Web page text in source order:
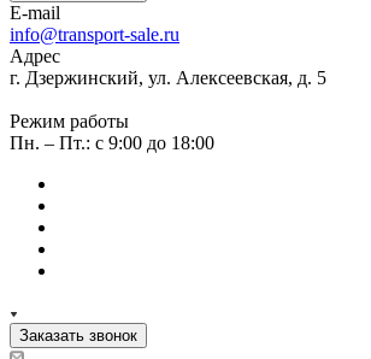
E-mail
info@transport-sale.ru
Адрес
г. Дзержинский, ул. Алексеевская, д. 5
Режим работы
Пн. – Пт.: с 9:00 до 18:00
Заказать звонок